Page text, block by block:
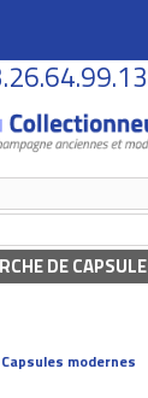
DE CAPSULE
Capsules modernes